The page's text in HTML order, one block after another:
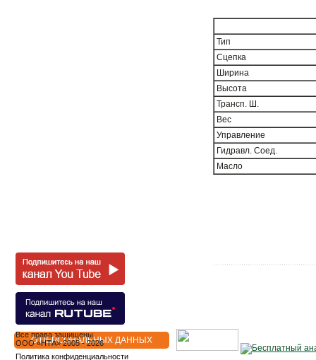
Тип
Сцепка
Ширина
Высота
Трансп. Ш.
Вес
Управление
Гидравл. Соед.
Масло
О ПЕРСОНАЛЬНЫХ ДАННЫХ
Все права защищены
OOO «НТА» 2005 - 2026
Политика конфиденциальности